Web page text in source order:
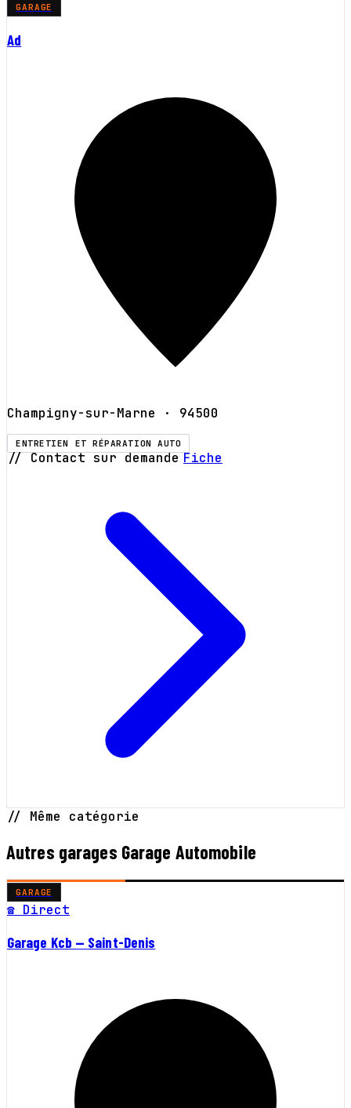
GARAGE
Ad
Champigny-sur-Marne · 94500
ENTRETIEN ET RÉPARATION AUTO
// Contact sur demande Fiche
// Même catégorie
Autres garages Garage Automobile
GARAGE
☎ Direct
Garage Kcb — Saint-Denis